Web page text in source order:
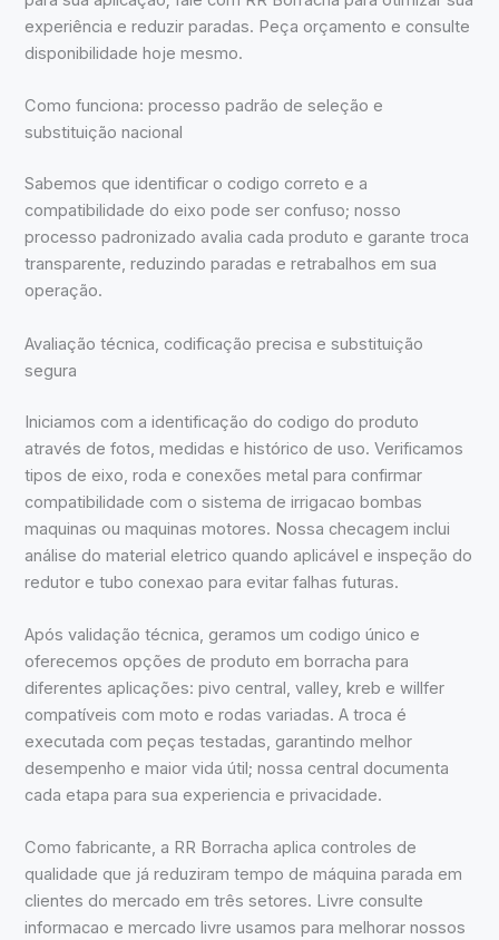
experiência e reduzir paradas. Peça orçamento e consulte
disponibilidade hoje mesmo.
Como funciona: processo padrão de seleção e
substituição nacional
Sabemos que identificar o codigo correto e a
compatibilidade do eixo pode ser confuso; nosso
processo padronizado avalia cada produto e garante troca
transparente, reduzindo paradas e retrabalhos em sua
operação.
Avaliação técnica, codificação precisa e substituição
segura
Iniciamos com a identificação do codigo do produto
através de fotos, medidas e histórico de uso. Verificamos
tipos de eixo, roda e conexões metal para confirmar
compatibilidade com o sistema de irrigacao bombas
maquinas ou maquinas motores. Nossa checagem inclui
análise do material eletrico quando aplicável e inspeção do
redutor e tubo conexao para evitar falhas futuras.
Após validação técnica, geramos um codigo único e
oferecemos opções de produto em borracha para
diferentes aplicações: pivo central, valley, kreb e willfer
compatíveis com moto e rodas variadas. A troca é
executada com peças testadas, garantindo melhor
desempenho e maior vida útil; nossa central documenta
cada etapa para sua experiencia e privacidade.
Como fabricante, a RR Borracha aplica controles de
qualidade que já reduziram tempo de máquina parada em
clientes do mercado em três setores. Livre consulte
informacao e mercado livre usamos para melhorar nossos